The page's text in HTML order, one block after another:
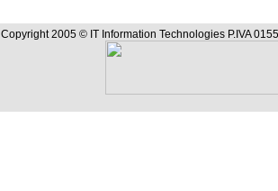
Copyright 2005 © IT Information Technologies P.IVA